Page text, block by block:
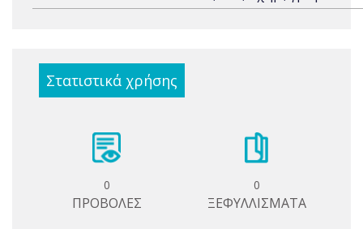
Στατιστικά χρήσης
0
ΠΡΟΒΟΛΕΣ
0
ΞΕΦΥΛΛΙΣΜΑΤΑ